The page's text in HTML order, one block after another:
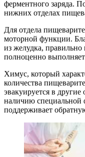
ферментного заряда.
нижних отделах
Для отдела
моторной функции.
из желудка, правильно
полноценно
Химус, который
количества
эвакуируется в
наличию специальной
поддерживает